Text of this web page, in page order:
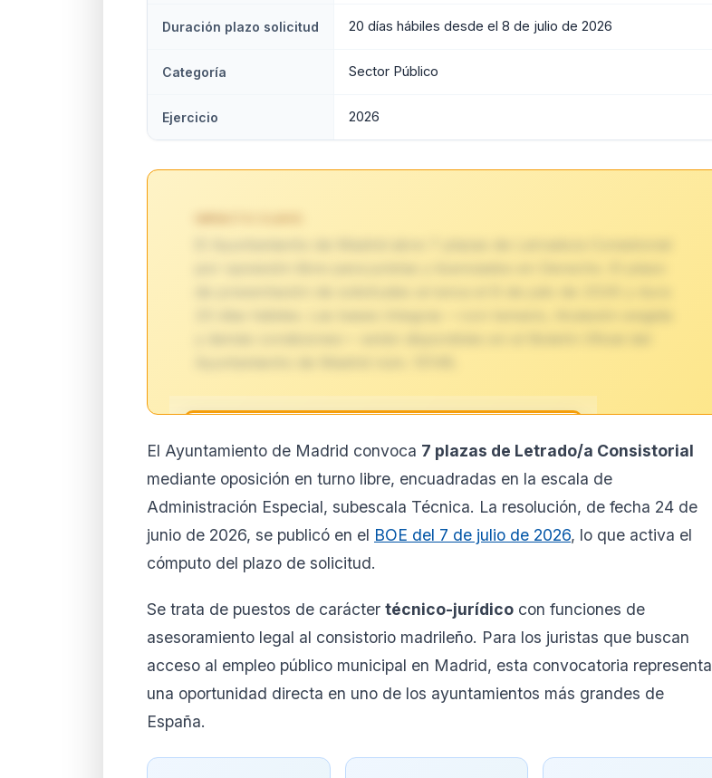
Duración plazo solicitud 20 días hábiles desde el 8 de julio de 2026
Categoría Sector Público
Ejercicio 2026
🔒
Análisis de impacto reservado para
suscriptores
El análisis detallado del impacto de esta normativa está
disponible con los planes PRO y Business. Accede al
contenido completo y recibe alertas personalizadas.
Desde 9,99 €/mes · Cancela cuando quieras
El Ayuntamiento de Madrid convoca 7 plazas de Letrado/a Consistorial
mediante oposición en turno libre, encuadradas en la escala de
Administración Especial, subescala Técnica. La resolución, de fecha 24 de
junio de 2026, se publicó en el BOE del 7 de julio de 2026, lo que activa el
cómputo del plazo de solicitud.
Se trata de puestos de carácter técnico-jurídico con funciones de
asesoramiento legal al consistorio madrileño. Para los juristas que buscan
acceso al empleo público municipal en Madrid, esta convocatoria representa
una oportunidad directa en uno de los ayuntamientos más grandes de
España.